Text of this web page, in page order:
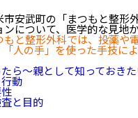
市安武町の「まつもと整
について、医学的な見地
と整形外科では、投薬や
人の手」を使った手技に
ら〜親として知っておき
動
と目的